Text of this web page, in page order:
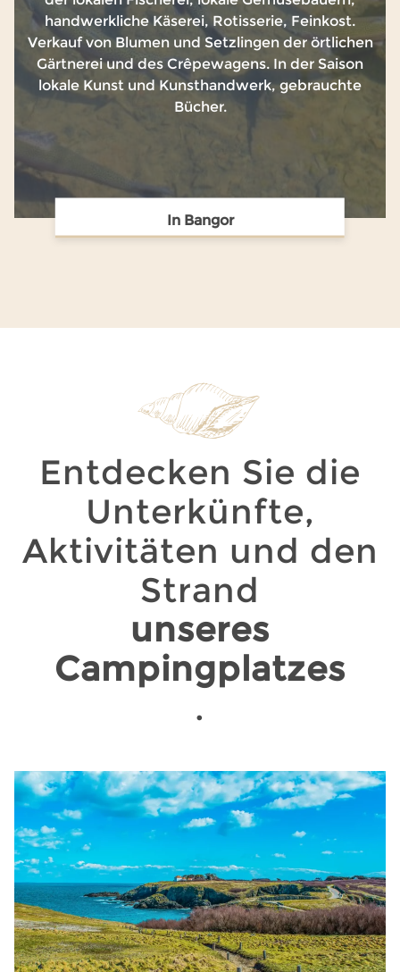
In Bangor
handwerkliche Käserei, Rotisserie, Feinkost.
Verkauf von Blumen und Setzlingen der örtlichen
Gärtnerei und des Crêpewagens. In der Saison
lokale Kunst und Kunsthandwerk, gebrauchte
Bücher.
Entdecken Sie die
Unterkünfte,
Aktivitäten und den
Strand
unseres
Campingplatzes
.